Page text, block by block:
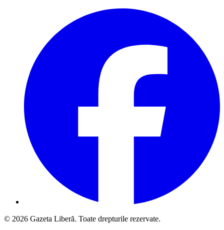
© 2026 Gazeta Liberă. Toate drepturile rezervate.